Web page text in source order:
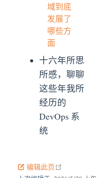
域到底
发展了
哪些方
面
十六年所思
所感，聊聊
这些年我所
经历的
DevOps 系
统
编辑此页